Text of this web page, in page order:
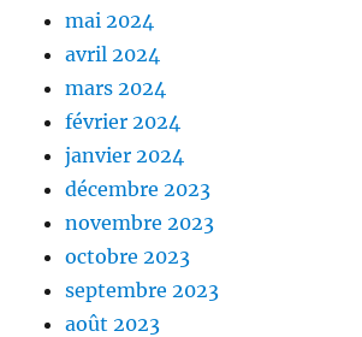
mai 2024
avril 2024
mars 2024
février 2024
janvier 2024
décembre 2023
novembre 2023
octobre 2023
septembre 2023
août 2023